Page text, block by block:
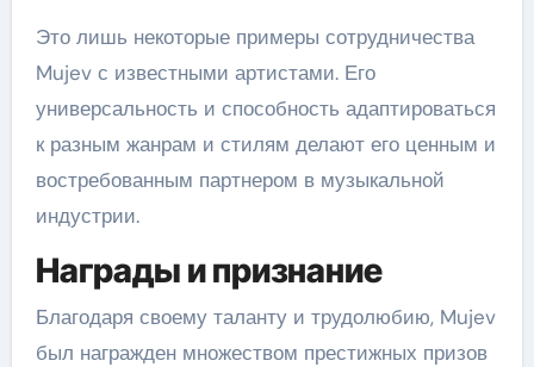
Это лишь некоторые примеры сотрудничества
Mujev с известными артистами. Его
универсальность и способность адаптироваться
к разным жанрам и стилям делают его ценным и
востребованным партнером в музыкальной
индустрии.
Награды и признание
Благодаря своему таланту и трудолюбию, Mujev
был награжден множеством престижных призов